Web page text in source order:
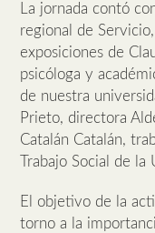
La jornada contó
regional de
exposiciones de
psicóloga y
de nuestra
Prieto, directora
Catalán Catalán,
Trabajo Social de
El objetivo de la
torno a la